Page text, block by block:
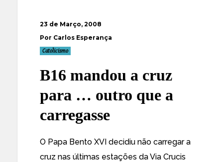
23 de Março, 2008
Por Carlos Esperança
Catolicismo
B16 mandou a cruz
para … outro que a
carregasse
O Papa Bento XVI decidiu não carregar a
cruz nas últimas estações da Via Crucis